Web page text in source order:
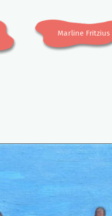
Marline Fritzius